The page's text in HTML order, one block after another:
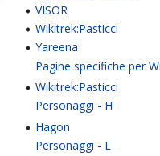
VISOR
Wikitrek:Pasticci
Yareena
Pagine specifiche per
Wikitrek:Pasticci
Personaggi - H
Hagon
Personaggi - L